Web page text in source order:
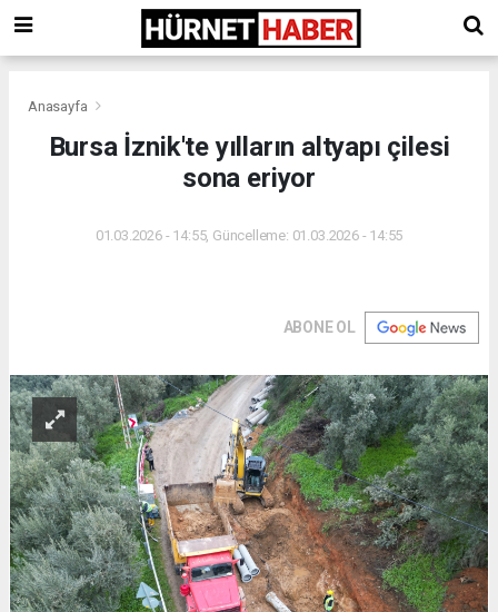
Anasayfa
Bursa İznik'te yılların altyapı çilesi
sona eriyor
01.03.2026 - 14:55, Güncelleme: 01.03.2026 - 14:55
ABONE OL